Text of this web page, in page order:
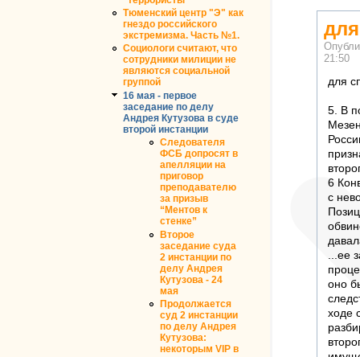
Тюменский центр "Э" как
гнездо российского
экстремизма. Часть №1.
Социологи считают, что
сотрудники милиции не
являются социальной
группой
16 мая - первое
заседание по делу
Андрея Кутузова в суде
второй инстанции
Следователя
ФСБ допросят в
апелляции на
приговор
преподавателю
за призыв
“Ментов к
стенке”
Второе
заседание суда
2 инстанции по
делу Андрея
Кутузова - 24
мая
Продолжается
суд 2 инстанции
по делу Андрея
Кутузова:
некоторым VIP в
21:50
для
5. В
6
с
...ее
оно
ходе